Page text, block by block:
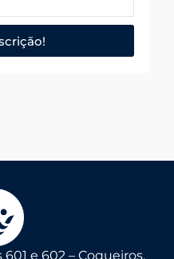
e 602 – Coqueiros,